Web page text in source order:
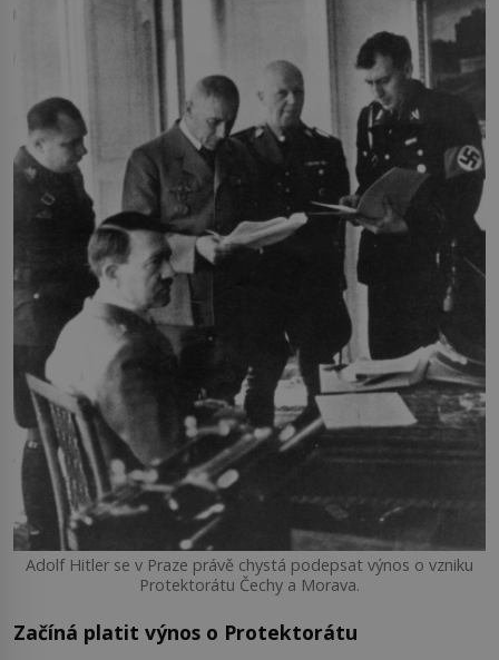
Adolf Hitler se v Praze právě chystá podepsat výnos o vzniku
Protektorátu Čechy a Morava.
Začíná platit výnos o Protektorátu